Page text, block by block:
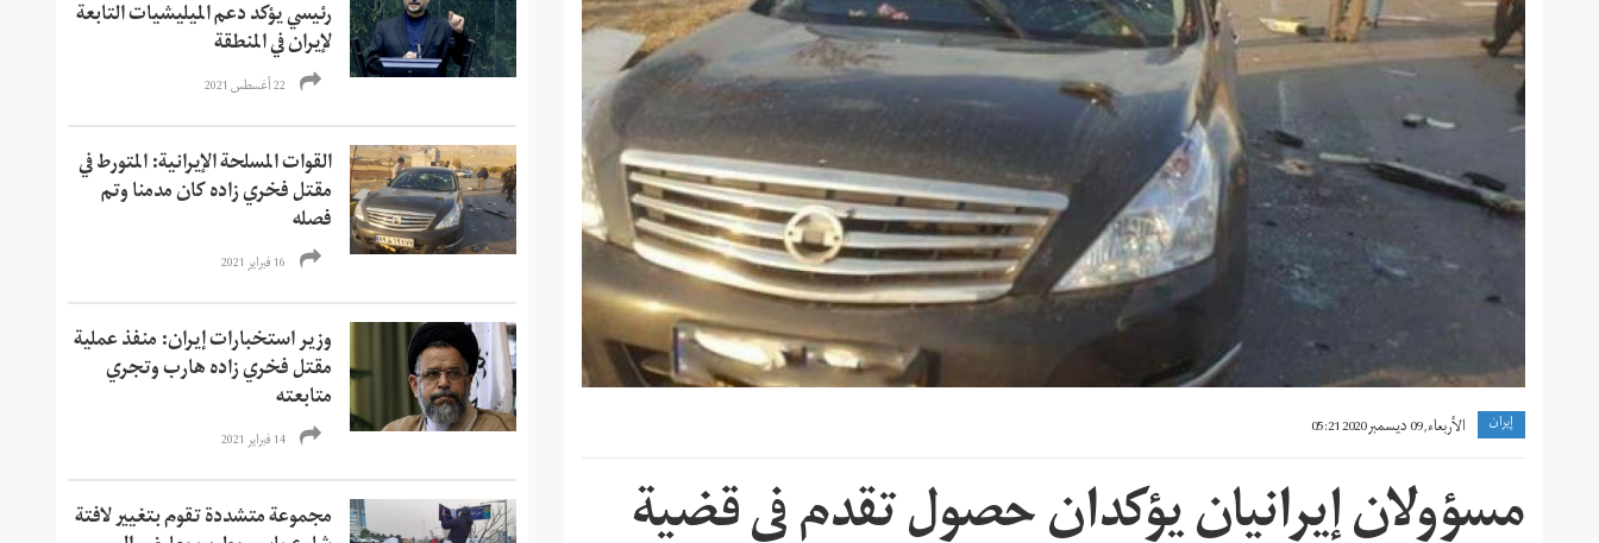
إيران الأربعاء, 09 ديسمبر 2020 05:21
مسؤولان إيرانيان يؤكدان حصول تقدم في قضية
رئيسي يؤكد دعم الميليشيات التابعة
لإيران في المنطقة
22 أغسطس 2021
القوات المسلحة الإيرانية: المتورط في
مقتل فخري زاده كان مدمنا وتم
فصله
16 فبراير 2021
وزير استخبارات إيران: منفذ عملية
مقتل فخري زاده هارب وتجري
متابعته
14 فبراير 2021
مجموعة متشددة تقوم بتغيير لافتة